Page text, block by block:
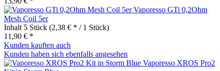
Vaporesso GTi 0,2Ohm
Mesh Coil 5er
Inhalt 5 Stück (2,38 € * / 1 Stück)
11,90 € *
Kunden kauften auch
Kunden haben sich ebenfalls angesehen
Vaporesso XROS Pro2